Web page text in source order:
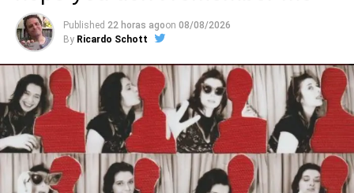
abrasivo estilo Hives, punk experimental na onda do
Wire, hardcore típico, pós-hardcore, um pouco de
psicodelia – tudo junto e misturado, com letras corrosivas
e de estranhamento.
O começo, com o introspectivo pós-punkPrograde
(aberta com baixo tomando conta e demolindo) e com as
diferentes partes deOther hells, já demonstra isso. O
punk psicodélico, gelado e funkeado deMadness
, que
parece um combo Gang Of Four + Black Sabbath (sério!)
Published 22 horas agoon 08/08/2026
By Ricardo Schott